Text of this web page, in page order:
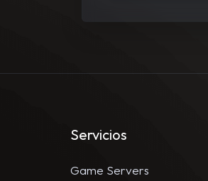
Servicios
Game Servers